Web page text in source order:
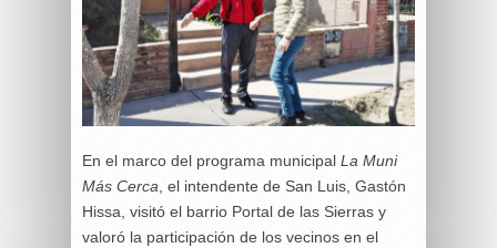
En el marco del programa municipal La Muni
Más Cerca , el intendente de San Luis, Gastón
Hissa, visitó el barrio Portal de las Sierras y
valoró la participación de los vecinos en el